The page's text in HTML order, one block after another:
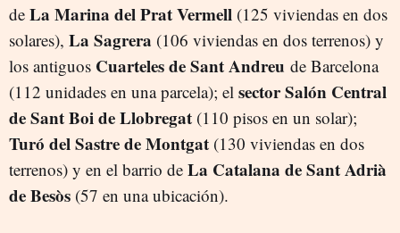
de La Marina del Prat Vermell (125 viviendas en dos
solares), La Sagrera (106 viviendas en dos terrenos) y
los antiguos Cuarteles de Sant Andreu de Barcelona
(112 unidades en una parcela); el sector Salón Central
de Sant Boi de Llobregat (110 pisos en un solar);
Turó del Sastre de Montgat (130 viviendas en dos
terrenos) y en el barrio de La Catalana de Sant Adrià
de Besòs (57 en una ubicación).